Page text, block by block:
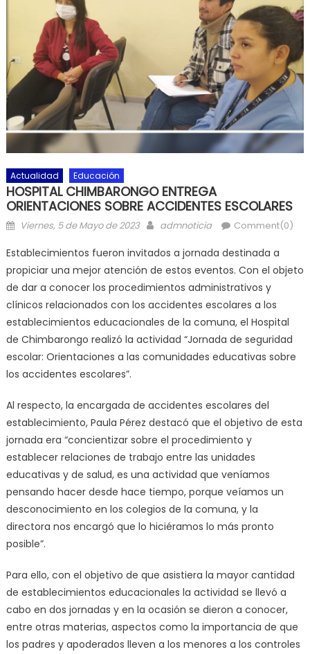
Actualidad Educación
HOSPITAL CHIMBARONGO ENTREGA
ORIENTACIONES SOBRE ACCIDENTES ESCOLARES
Posted on
Viernes, 5 de Mayo de 2023 Author
admnoticia Comment(0)
Establecimientos fueron invitados a jornada destinada a
propiciar una mejor atención de estos eventos. Con el objeto
de dar a conocer los procedimientos administrativos y
clínicos relacionados con los accidentes escolares a los
establecimientos educacionales de la comuna, el Hospital
de Chimbarongo realizó la actividad “Jornada de seguridad
escolar: Orientaciones a las comunidades educativas sobre
los accidentes escolares”.
Al respecto, la encargada de accidentes escolares del
establecimiento, Paula Pérez destacó que el objetivo de esta
jornada era “concientizar sobre el procedimiento y
establecer relaciones de trabajo entre las unidades
educativas y de salud, es una actividad que veníamos
pensando hacer desde hace tiempo, porque veíamos un
desconocimiento en los colegios de la comuna, y la
directora nos encargó que lo hiciéramos lo más pronto
posible”.
Para ello, con el objetivo de que asistiera la mayor cantidad
de establecimientos educacionales la actividad se llevó a
cabo en dos jornadas y en la ocasión se dieron a conocer,
entre otras materias, aspectos como la importancia de que
los padres y apoderados lleven a los menores a los controles